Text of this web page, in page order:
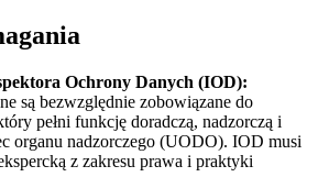
Ochrony Danych (IOD):
są bezwzględnie zobowiązane do
pełni funkcję doradczą, nadzorczą i
organu nadzorczego (UODO). IOD musi
z zakresu prawa i praktyki